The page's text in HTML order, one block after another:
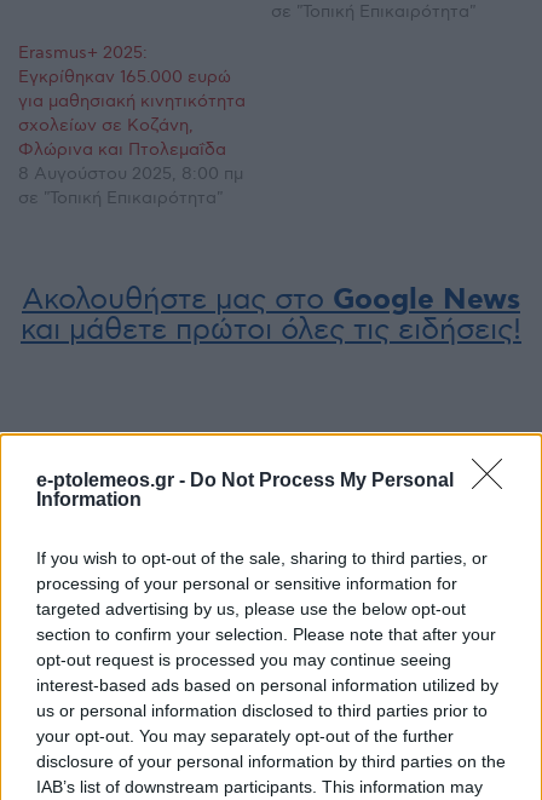
e-ptolemeos.gr - Do Not Process My Personal
Information
If you wish to opt-out of the sale, sharing to third parties, or
processing of your personal or sensitive information for
targeted advertising by us, please use the below opt-out
section to confirm your selection. Please note that after your
opt-out request is processed you may continue seeing
interest-based ads based on personal information utilized by
us or personal information disclosed to third parties prior to
your opt-out. You may separately opt-out of the further
disclosure of your personal information by third parties on the
IAB’s list of downstream participants. This information may
σε "Τοπική Επικαιρότητα"
Erasmus+ 2025:
Εγκρίθηκαν 165.000 ευρώ
για μαθησιακή κινητικότητα
σχολείων σε Κοζάνη,
Φλώρινα και Πτολεμαΐδα
8 Αυγούστου 2025, 8:00 πμ
σε "Τοπική Επικαιρότητα"
Ακολουθήστε μας στο Google News
και μάθετε πρώτοι όλες τις ειδήσεις!